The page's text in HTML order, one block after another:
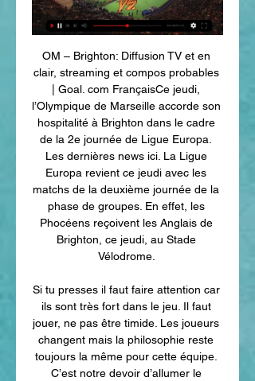
OM – Brighton: Diffusion TV et en
clair, streaming et compos probables
| Goal. com FrançaisCe jeudi,
l’Olympique de Marseille accorde son
hospitalité à Brighton dans le cadre
de la 2e journée de Ligue Europa.
Les dernières news ici. La Ligue
Europa revient ce jeudi avec les
matchs de la deuxième journée de la
phase de groupes. En effet, les
Phocéens reçoivent les Anglais de
Brighton, ce jeudi, au Stade
Vélodrome.
Si tu presses il faut faire attention car
ils sont très fort dans le jeu. Il faut
jouer, ne pas être timide. Les joueurs
changent mais la philosophie reste
toujours la même pour cette équipe.
C’est notre devoir d’allumer le